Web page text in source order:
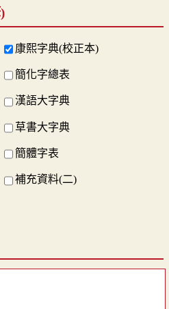
康熙字典(校正本)
簡化字總表
漢語大字典
草書大字典
簡體字表
補充資料(二)